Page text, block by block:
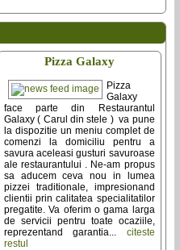
Pizza Galaxy
Pizza
Galaxy
face parte din Restaurantul
Galaxy ( Carul din stele ) va pune
la dispozitie un meniu complet de
comenzi la domiciliu pentru a
savura aceleasi gusturi savuroase
ale restaurantului . Ne-am propus
sa aducem ceva nou in lumea
pizzei traditionale, impresionand
clientii prin calitatea specialitatilor
pregatite. Va oferim o gama larga
de servicii pentru toate ocaziile,
reprezentand garantia... citeste
restul